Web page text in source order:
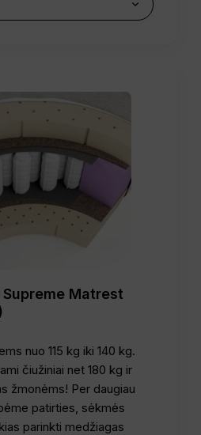
Matrest
nuo 115 kg iki 140 kg.
čiužiniai net 180 kg ir
žmonėms! Per daugiau
patirties, sėkmės
parinkti medžiagas